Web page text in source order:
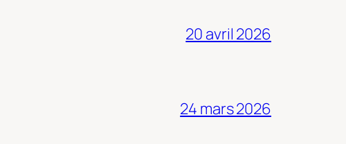
20 avril 2026
24 mars 2026